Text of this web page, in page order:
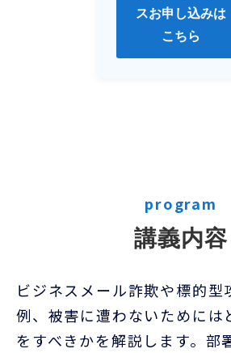
スお申し込みは
こちら
program
講義内容
ビジネスメール詐欺や標的型
例、被害に遭わないためには
をすべきかを解説します。部